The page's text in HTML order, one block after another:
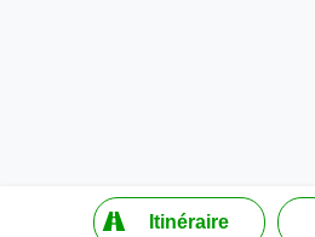
MapLibre
Itinéraire